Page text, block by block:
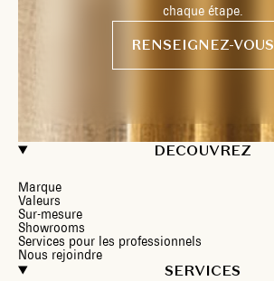
DECOUVREZ
Marque
Valeurs
Sur-mesure
Showrooms
Services pour les professionnels
Nous rejoindre
SERVICES
chaque étape.
RENSEIGNEZ-VOUS